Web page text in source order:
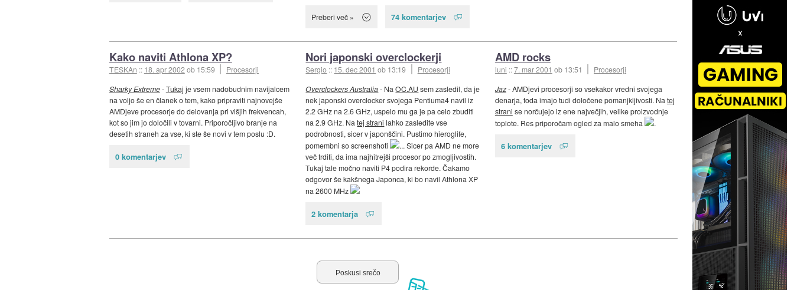
Preberi več » 74 komentarjev
Kako naviti Athlona XP?
TESKAn :: 18. apr 2002ob 15:59
Procesorji
Sharky Extreme-Tukaj je vsem nadobudnim navijalcem
na voljo še en članek o tem, kako pripraviti najnovejše
AMDjeve procesorje do delovanja pri višjih frekvencah,
kot so jim jo določili v tovarni. Priporočljivo branje na
desetih straneh za vse, ki ste še novi v tem poslu :D.
0 komentarjev
Nori japonski overclockerji
Sergio :: 15. dec 2001 ob 13:19
Procesorji
Overclockers Australia- NaOC.AU sem zasledil, da je
nek japonski overclocker svojega Pentiuma4 navil iz
2.2 GHz na 2.6 GHz, uspelo mu ga je pa celo zbuditi
na 2.9 GHz. Natej strani lahko zasledite vse
podrobnosti, sicer v japonščini. Pustimo hieroglife,
pomembni so screenshoti
... Sicer pa AMD ne more
več trditi, da ima najhitrejši procesor po zmogljivostih.
Tukaj tale močno naviti P4 podira rekorde. Čakamo
odgovor še kakšnega Japonca, ki bo navil Athlona XP
na 2600 MHz
2 komentarja
AMD rocks
luni ::7. mar 2001 ob 13:51
Procesorji
Jaz- AMDjevi procesorji so vsekakor vredni svojega
denarja, toda imajo tudi določene pomanjkljivosti. Na tej
strani se norčujejo iz ene največjih, velike proizvodnje
toplote. Res priporočam ogled za malo smeha
.
6 komentarjev